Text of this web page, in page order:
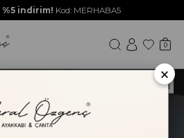
%5 indirim! Kod: MERHABA5
0
HAKİKİ DERİ
×